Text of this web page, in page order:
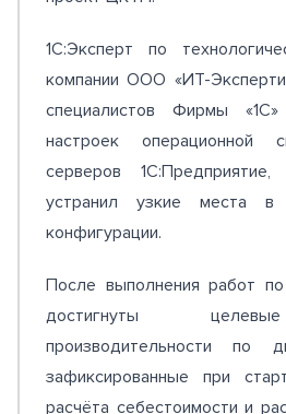
1С:Эксперт по
компании ООО «ИТ-
специалистов Фирмы
настроек операционной
серверов
устранил узкие места в
конфигурации.
После выполнения работ
достигнуты
производительности по
зафиксированные при
расчёта себестоимости и